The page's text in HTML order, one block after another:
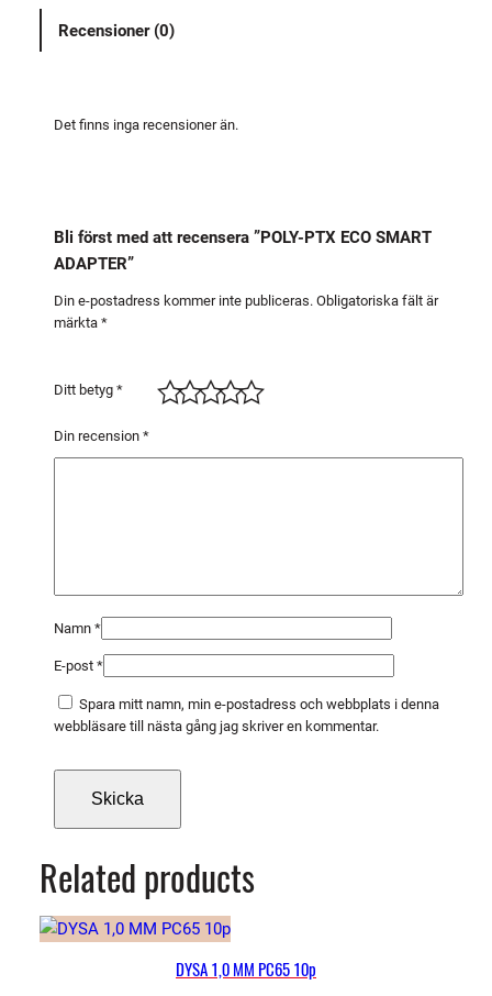
T
Recensioner (0)
Det finns inga recensioner än.
Bli först med att recensera ”POLY-PTX ECO SMART
ADAPTER”
Din e-postadress kommer inte publiceras. Obligatoriska fält är
märkta *
Ditt betyg *
Din recension *
Namn *
E-post *
Spara mitt namn, min e-postadress och webbplats i denna
webbläsare till nästa gång jag skriver en kommentar.
Related products
DYSA 1,0 MM PC65 10p